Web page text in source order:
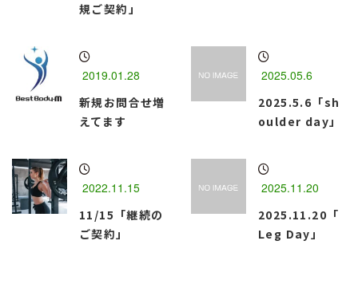
規ご契約」
2019.01.28
新規お問合せ増
えてます
2025.05.6
2025.5.6「sh
oulder day」
2022.11.15
11/15「継続の
ご契約」
2025.11.20
2025.11.20「
Leg Day」